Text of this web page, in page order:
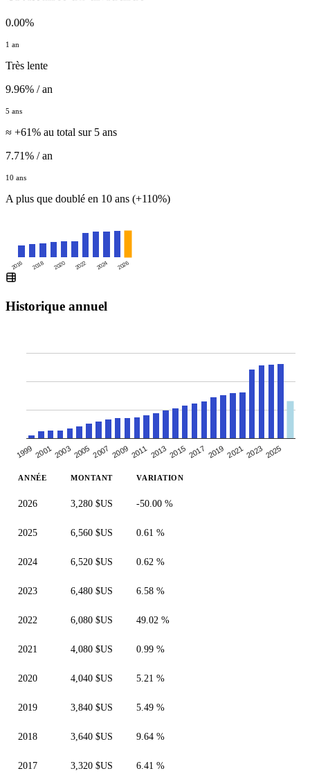
0.00%
1 an
Très lente
9.96% / an
5 ans
≈ +61% au total sur 5 ans
7.71% / an
10 ans
A plus que doublé en 10 ans (+110%)
2016 2018 2020 2022 2024 2026
Historique annuel
1999 200120032005 2007 2009 2011 20132015 2017 2019 202120232025
ANNÉE MONTANT VARIATION
2026 3,280 $US -50.00 %
2025 6,560 $US 0.61 %
2024 6,520 $US 0.62 %
2023 6,480 $US 6.58 %
2022 6,080 $US 49.02 %
2021 4,080 $US 0.99 %
2020 4,040 $US 5.21 %
2019 3,840 $US 5.49 %
2018 3,640 $US 9.64 %
2017 3,320 $US 6.41 %